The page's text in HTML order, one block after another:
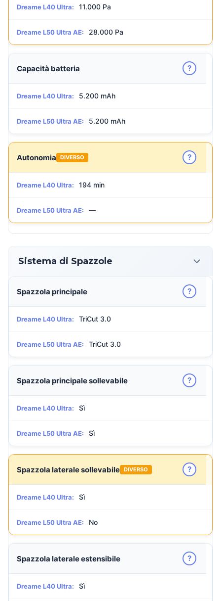
Dreame L40 Ultra: 11.000 Pa
Dreame L50 Ultra AE: 28.000 Pa
Capacità batteria ?
Dreame L40 Ultra: 5.200 mAh
Dreame L50 Ultra AE: 5.200 mAh
Autonomia DIVERSO ?
Dreame L40 Ultra: 194 min
Dreame L50 Ultra AE: —
Sistema di Spazzole
Spazzola principale ?
Dreame L40 Ultra: TriCut 3.0
Dreame L50 Ultra AE: TriCut 3.0
Spazzola principale sollevabile ?
Dreame L40 Ultra: Sì
Dreame L50 Ultra AE: Sì
Spazzola laterale sollevabile DIVERSO ?
Dreame L40 Ultra: Sì
Dreame L50 Ultra AE: No
Spazzola laterale estensibile ?
Dreame L40 Ultra: Sì